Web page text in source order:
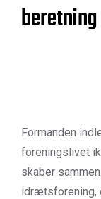
Formanden
foreningslivet
skaber
idrætsforening,